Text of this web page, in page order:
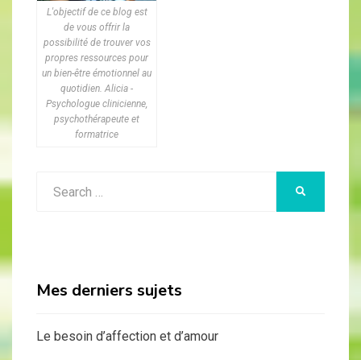
L'objectif de ce blog est
de vous offrir la
possibilité de trouver vos
propres ressources pour
un bien-être émotionnel au
quotidien. Alicia -
Psychologue clinicienne,
psychothérapeute et
formatrice
Mes derniers sujets
Le besoin d’affection et d’amour